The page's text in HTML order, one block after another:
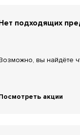
подходящих
вы найдёте
акции